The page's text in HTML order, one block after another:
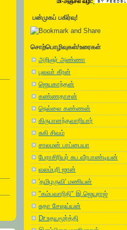
மி-அஞ்சல் வழி:
பன்முகப் பகிர்வு!
சொற்பொழிவுகள்/உரைகள்
அறிஞர் அண்ணா
புலவா் கீரன்
ஜெயகாந்தன்
கண்ணதாசன்
நெல்லை கண்ணன்
கிருபானந்தவாரியார்
சுகி சிவம்
சாலமன் பாப்பையா
பேராசிரியர் சுப.வீரபாண்டியன்
வலம்புரி ஜான்
'தமிழருவி' மணியன்
"கம்பவாரிதி" இ.ஜெயராஜ்
சுதா சேஷய்யன்
Dr.உதயமூர்த்தி